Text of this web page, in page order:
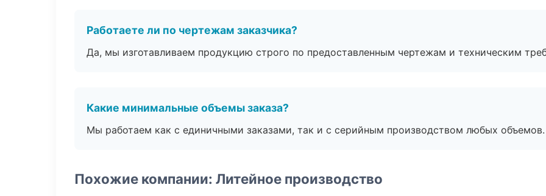
Работаете ли по чертежам заказчика?
Да, мы изготавливаем продукцию строго по предоставленным чертежам и техническим
Какие минимальные объемы заказа?
Мы работаем как с единичными заказами, так и с серийным производством любых объемов.
Похожие компании: Литейное производство